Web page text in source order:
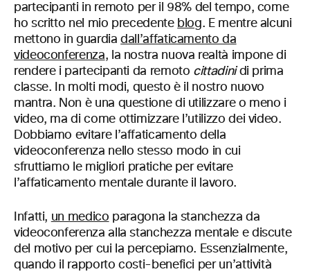
partecipanti in remoto per il 98% del tempo, come
ho scritto nel mio precedente blog. E mentre alcuni
mettono in guardiadall’affaticamento da
videoconferenza, la nostra nuova realtà impone di
rendere i partecipanti da remoto cittadinidi prima
classe. In molti modi, questo è il nostro nuovo
mantra. Non è una questione di utilizzare o meno i
video, ma di come ottimizzare l’utilizzo dei video.
Dobbiamo evitare l’affaticamento della
videoconferenza nello stesso modo in cui
sfruttiamo le migliori pratiche per evitare
l’affaticamento mentale durante il lavoro.
Infatti, un medico paragona la stanchezza da
videoconferenza alla stanchezza mentale e discute
del motivo per cui la percepiamo. Essenzialmente,
quando il rapporto costi-benefici per un’attività